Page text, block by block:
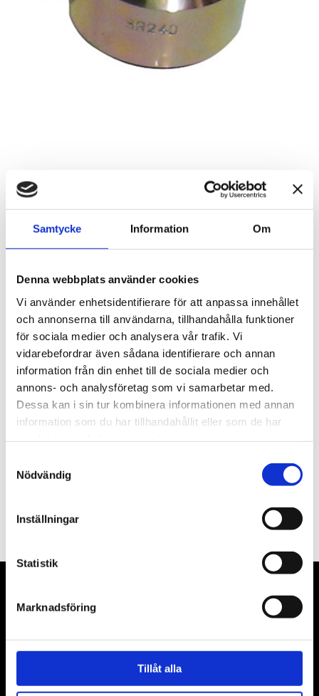
Samtycke Information Om
Denna webbplats använder cookies
Vi använder enhetsidentifierare för att anpassa innehållet
och annonserna till användarna, tillhandahålla funktioner
för sociala medier och analysera vår trafik. Vi
vidarebefordrar även sådana identifierare och annan
information från din enhet till de sociala medier och
annons- och analysföretag som vi samarbetar med.
Dessa kan i sin tur kombinera informationen med annan
information som du har tillhandahållit eller som de har
Nödvändig
Inställningar
Statistik
Marknadsföring
Tillåt alla
Hävarmsfäste Shinano
Rekommenderat pris: 965.00 kr
965 kr
st Lägg i varukorgen
Finns i lager
Beskrivning
Filer
Adress: Elementvägen 7, 702 27 Örebro
Undrar du över något?